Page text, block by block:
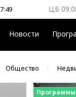
Новости
ЦБ
ММВБ
Общество
Программы